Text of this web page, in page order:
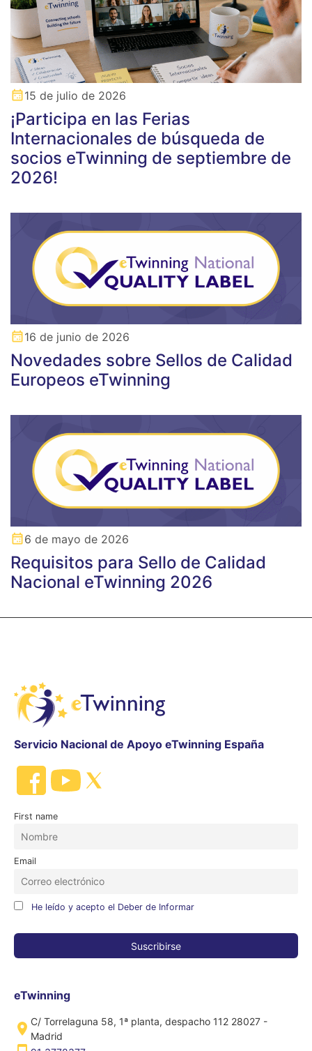
15 de julio de 2026
¡Participa en las Ferias
Internacionales de búsqueda de
socios eTwinning de septiembre de
2026!
16 de junio de 2026
Novedades sobre Sellos de Calidad
Europeos eTwinning
6 de mayo de 2026
Requisitos para Sello de Calidad
Nacional eTwinning 2026
Servicio Nacional de Apoyo eTwinning España
First name
Email
He leído y acepto el Deber de Informar
eTwinning
C/ Torrelaguna 58, 1ª planta, despacho 112 28027 -
Madrid